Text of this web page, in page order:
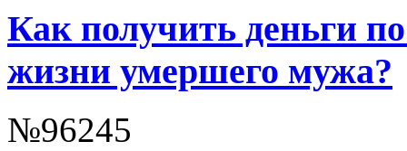
Как получить деньги
жизни умершего мужа?
№96245